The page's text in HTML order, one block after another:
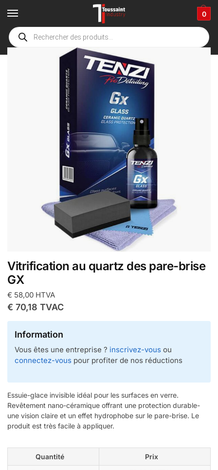
0
Accueil boutique / Accessoires de nettoyage
Vitrification au quartz des pare-brise
GX
€ 58,00 HTVA
€ 70,18 TVAC
Information
Vous êtes une entreprise ? inscrivez-vous ou
connectez-vous pour profiter de nos réductions
Essuie-glace invisible idéal pour les surfaces en verre.
Revêtement nano-céramique offrant une protection durable-
une vision claire et un effet hydrophobe sur le pare-brise. Le
produit est très facile à appliquer.
Quantité Prix